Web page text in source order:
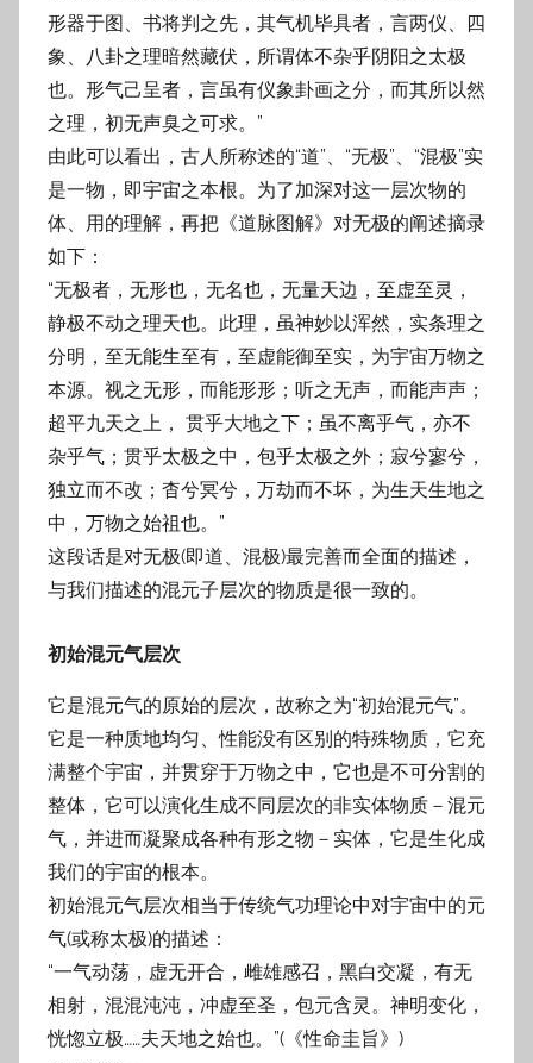
形器于图、书将判之先，其气机毕具者，言两仪、四
象、八卦之理暗然藏伏，所谓体不杂乎阴阳之太极
也。形气己呈者，言虽有仪象卦画之分，而其所以然
之理，初无声臭之可求。”
由此可以看出，古人所称述的“道”、“无极”、“混极”实
是一物，即宇宙之本根。为了加深对这一层次物的
体、用的理解，再把《道脉图解》对无极的阐述摘录
如下：
“无极者，无形也，无名也，无量天边，至虚至灵，
静极不动之理天也。此理，虽神妙以浑然，实条理之
分明，至无能生至有，至虚能御至实，为宇宙万物之
本源。视之无形，而能形形；听之无声，而能声声；
超平九天之上， 贯乎大地之下；虽不离乎气，亦不
杂乎气；贯乎太极之中，包乎太极之外；寂兮寥兮，
独立而不改；杳兮冥兮，万劫而不坏，为生天生地之
中，万物之始祖也。”
这段话是对无极(即道、混极)最完善而全面的描述，
与我们描述的混元子层次的物质是很一致的。
初始混元气层次
它是混元气的原始的层次，故称之为“初始混元气”。
它是一种质地均匀、性能没有区别的特殊物质，它充
满整个宇宙，并贯穿于万物之中，它也是不可分割的
整体，它可以演化生成不同层次的非实体物质－混元
气，并进而凝聚成各种有形之物－实体，它是生化成
我们的宇宙的根本。
初始混元气层次相当于传统气功理论中对宇宙中的元
气(或称太极)的描述：
“一气动荡，虚无开合，雌雄感召，黑白交凝，有无
相射，混混沌沌，冲虚至圣，包元含灵。神明变化，
恍惚立极……夫天地之始也。”(《性命圭旨》)